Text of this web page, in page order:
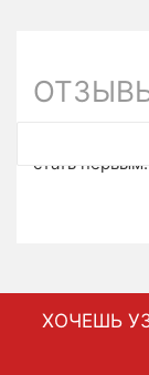
У этого
стать первым.
ХОЧЕШЬ